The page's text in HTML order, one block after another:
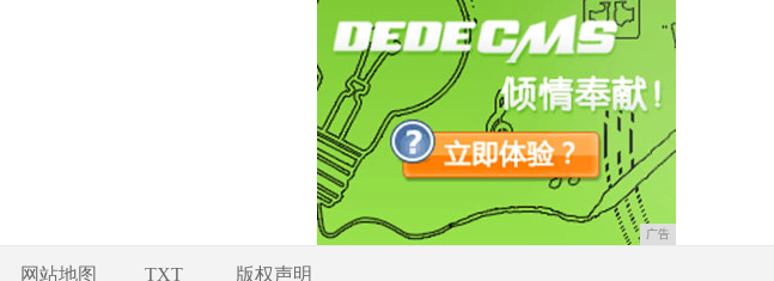
广告
网站地图 TXT 版权声明